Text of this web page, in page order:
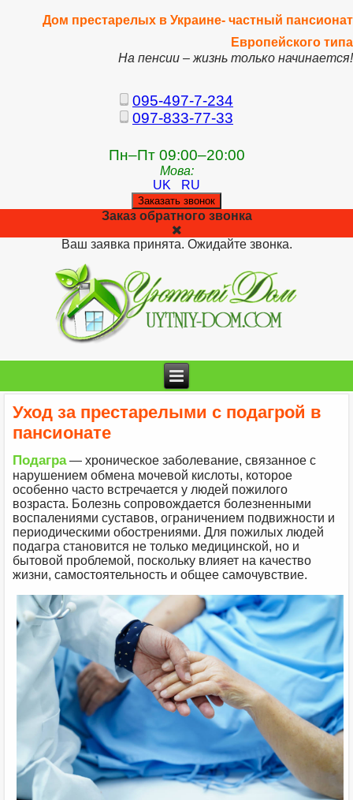
Дом престарелых в Украине- частный пансионат
Европейского типа
На пенсии – жизнь только начинается!
095-497-7-234
097-833-77-33
Пн–Пт 09:00–20:00
Мова:
UK
RU
Заказать звонок
Заказ обратного звонка
Ваш заявка принята. Ожидайте звонка.
Уход за престарелыми с подагрой в
пансионате
Подагра— хроническое заболевание, связанное с
нарушением обмена мочевой кислоты, которое
особенно часто встречается у людей пожилого
возраста. Болезнь сопровождается болезненными
воспалениями суставов, ограничением подвижности и
периодическими обострениями. Для пожилых людей
подагра становится не только медицинской, но и
бытовой проблемой, поскольку влияет на качество
жизни, самостоятельность и общее самочувствие.